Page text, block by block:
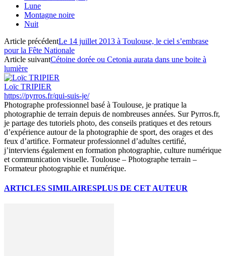
Lune
Montagne noire
Nuit
Article précédentLe 14 juillet 2013 à Toulouse, le ciel s’embrase
pour la Fête Nationale
Article suivantCétoine dorée ou Cetonia aurata dans une boite à
lumière
Loïc TRIPIER
https://pyrros.fr/qui-suis-je/
Photographe professionnel basé à Toulouse, je pratique la
photographie de terrain depuis de nombreuses années. Sur Pyrros.fr,
je partage des tutoriels photo, des conseils pratiques et des retours
d’expérience autour de la photographie de sport, des orages et des
feux d’artifice. Formateur professionnel d’adultes certifié,
j’interviens également en formation photographie, culture numérique
et communication visuelle. Toulouse – Photographe terrain –
Formateur photographie et numérique.
ARTICLES SIMILAIRESPLUS DE CET AUTEUR